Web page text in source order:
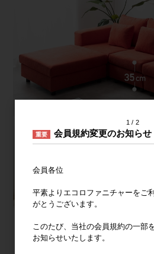
1 2
重要 会員規約変更のお知らせ
会員各位
平素よりエコロファニチャーをご
がとうございます。
このたび、当社の会員規約の一部
お知らせいたします。